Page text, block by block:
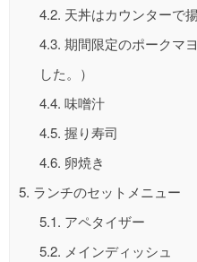
4.2. 天丼はカウンターで
4.3. 期間限定のポークマ
した。）
4.4. 味噌汁
4.5. 握り寿司
4.6. 卵焼き
5. ランチのセットメニュー
5.1. アペタイザー
5.2. メインディッシュ